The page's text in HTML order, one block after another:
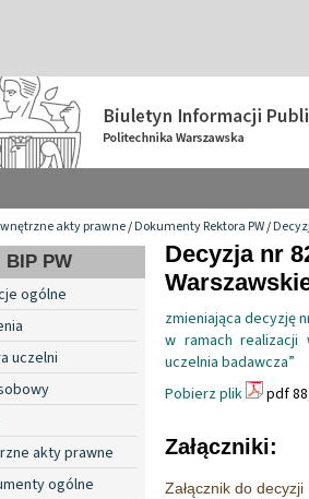
akty prawne/Dokumenty Rektora PW/
BIP PW
ogólne
uczelni
akty prawne
ogólne
Decyzja nr
zmieniająca decyzję
w ramach realizacji
uczelnia badawcza”
Pobierz plik
pdf
Załączniki:
Załącznik do